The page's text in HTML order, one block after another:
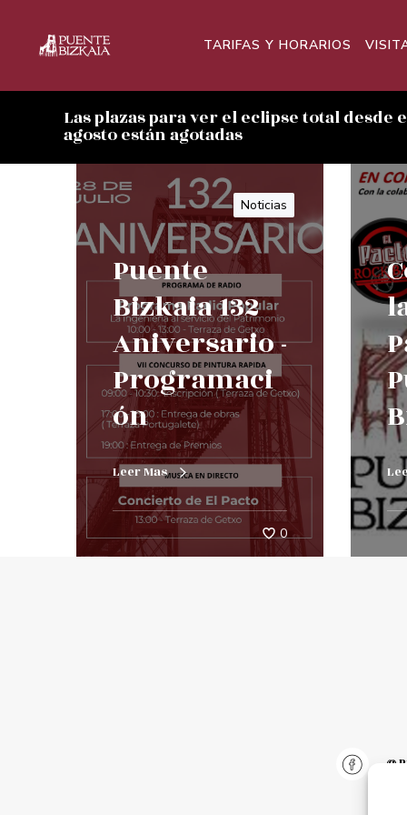
TARIFAS Y HORARIOS
Las plazas para ver el eclipse total desde
agosto están agotadas
Noticias
Puente
Bizkaia 132
Aniversario -
Programaci
ón
Leer Mas
0